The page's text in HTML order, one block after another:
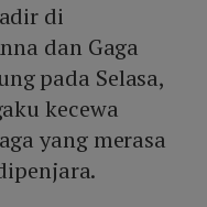
di
dan Gaga
pada Selasa,
kecewa
yang merasa